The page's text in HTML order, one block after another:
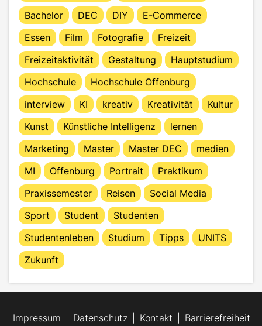
Bachelor
DEC DIY
E-Commerce
Essen
Film Fotografie
Freizeit
Freizeitaktivität
Gestaltung
Hauptstudium
Hochschule
Hochschule Offenburg
interview
KI kreativ Kreativität
Kultur
Kunst
Künstliche Intelligenz
lernen
Marketing
Master Master DEC
medien
MI
Offenburg Portrait
Praktikum
Praxissemester
Reisen
Social Media
Sport
Student
Studenten
Studentenleben
Studium Tipps
UNITS
Zukunft
Impressum Datenschutz Kontakt Barrierefreiheit